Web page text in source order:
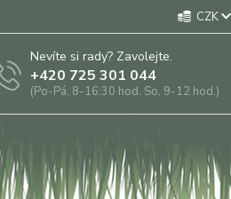
CZK
Nevíte si rady? Zavolejte.
+420 725 301 044
(Po-Pá, 8-16:30 hod. So, 9-12 hod.)